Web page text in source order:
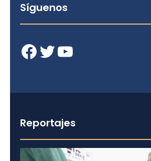
Síguenos
Facebook Twitter YouTube
Reportajes